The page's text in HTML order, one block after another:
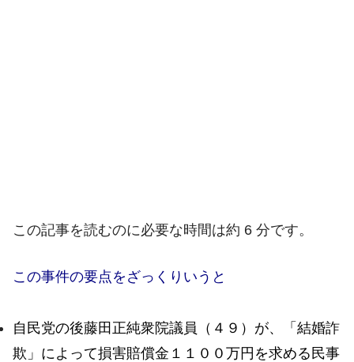
この記事を読むのに必要な時間は約 6 分です。
この事件の要点をざっくりいうと
自民党の後藤田正純衆院議員（４９）が、「結婚詐
欺」によって損害賠償金１１００万円を求める民事